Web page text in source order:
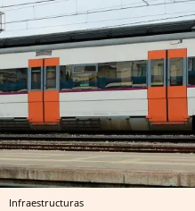
Infraestructuras